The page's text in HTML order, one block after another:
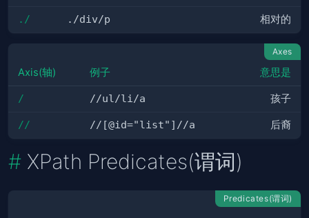
./ ./div/p 相对的
Axes
Axis(轴) 例子 意思是
/ //ul/li/a 孩子
// //[@id="list"]//a 后裔
XPath Predicates(谓词)
Predicates(谓词)